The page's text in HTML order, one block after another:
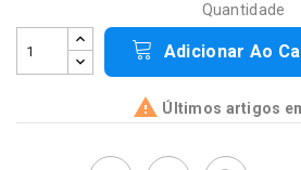
Quantidade
Adicionar Ao
 Últimos artigos